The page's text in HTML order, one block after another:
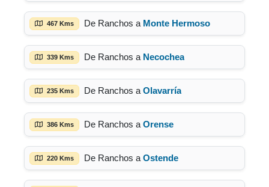
467 Kms De Ranchos a Monte Hermoso
339 Kms De Ranchos a Necochea
235 Kms De Ranchos a Olavarría
386 Kms De Ranchos a Orense
220 Kms De Ranchos a Ostende